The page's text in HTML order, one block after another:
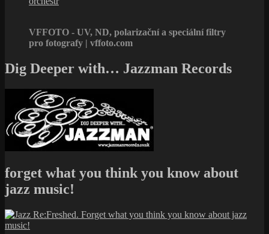
VFFOTO - UV, ND, polarizační a speciální filtry
pro fotografy | vffoto.com
Dig Deeper with… Jazzman Records
forget what you think you know about
jazz music!